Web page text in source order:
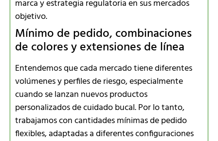
marca y estrategia regulatoria en sus mercados
objetivo.
Mínimo de pedido, combinaciones
de colores y extensiones de línea
Entendemos que cada mercado tiene diferentes
volúmenes y perfiles de riesgo, especialmente
cuando se lanzan nuevos productos
personalizados de cuidado bucal. Por lo tanto,
trabajamos con cantidades mínimas de pedido
flexibles, adaptadas a diferentes configuraciones